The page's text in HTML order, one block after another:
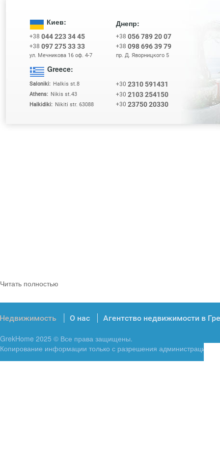
Киев: Днепр:
+38 044 223 34 45 +38 056 789 20 07
+38 097 275 33 33 +38 098 696 39 79
ул. Мечникова 16 оф. 4-7 пр. Д. Яворницкого 5
Greece:
Saloniki: Halkis st.8 +30 2310 591431
Athens: Nikis st.43 +30 2103 254150
Halkidiki: Nikiti str. 63088 +30 23750 20330
Читать полностью
Недвижимость О нас Агентство недвижимости в
GrekHome 2025 © Все права защищены.
Копирование информации только с разрешения администрации.